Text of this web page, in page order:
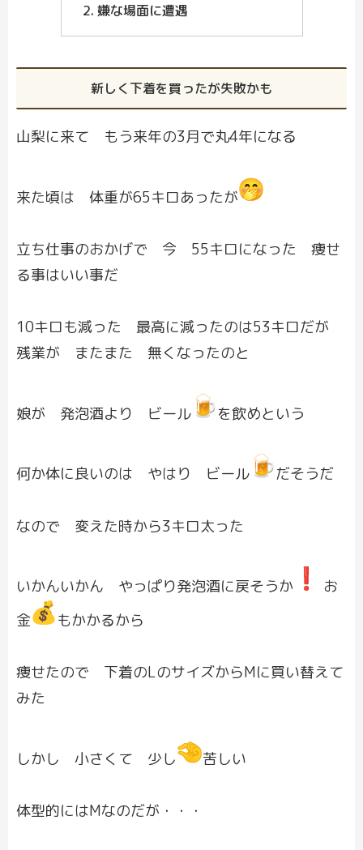
嫌な場面に遭遇
新しく下着を買ったが失敗かも
山梨に来て もう来年の3月で丸4年になる
来た頃は 体重が65キロあったが
立ち仕事のおかげで 今 55キロになった 痩せ
る事はいい事だ
10キロも減った 最高に減ったのは53キロだが
残業が またまた 無くなったのと
娘が 発泡酒より ビール を飲めという
何か体に良いのは やはり ビール だそうだ
なので 変えた時から3キロ太った
いかんいかん やっぱり発泡酒に戻そうか
️ お
金
もかかるから
痩せたので 下着のLのサイズからMに買い替えて
みた
しかし 小さくて 少し 苦しい
体型的にはMなのだが・・・